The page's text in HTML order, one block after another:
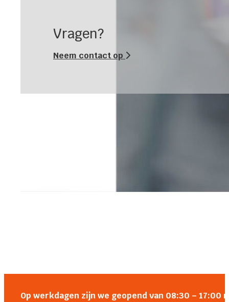
Vragen?
Neem contact op
Op werkdagen zijn we geopend van 08:30 –